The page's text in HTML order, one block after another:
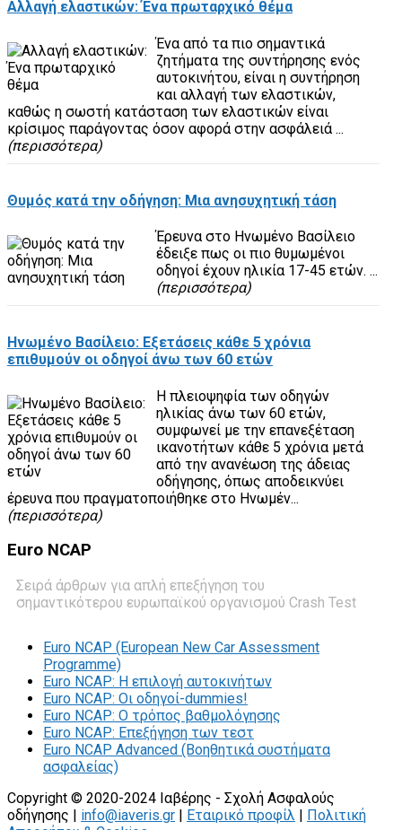
Αλλαγή ελαστικών: Ένα πρωταρχικό θέμα
Ένα από τα πιο σημαντικά
ζητήματα της συντήρησης ενός
αυτοκινήτου, είναι η συντήρηση
και αλλαγή των ελαστικών,
καθώς η σωστή κατάσταση των ελαστικών είναι
κρίσιμος παράγοντας όσον αφορά στην ασφάλειά ...
(περισσότερα)
Θυμός κατά την οδήγηση: Μια ανησυχητική τάση
Έρευνα στο Ηνωμένο Βασίλειο
έδειξε πως οι πιο θυμωμένοι
οδηγοί έχουν ηλικία 17-45 ετών. ...
(περισσότερα)
Ηνωμένο Βασίλειο: Εξετάσεις κάθε 5 χρόνια
επιθυμούν οι οδηγοί άνω των 60 ετών
Η πλειοψηφία των οδηγών
ηλικίας άνω των 60 ετών,
συμφωνεί με την επανεξέταση
ικανοτήτων κάθε 5 χρόνια μετά
από την ανανέωση της άδειας
οδήγησης, όπως αποδεικνύει
έρευνα που πραγματοποιήθηκε στο Ηνωμέν...
(περισσότερα)
Euro NCAP
Σειρά άρθρων για απλή επεξήγηση του
σημαντικότερου ευρωπαϊκού οργανισμού Crash Test
Euro NCAP (European New Car Assessment
Programme)
Euro NCAP: Η επιλογή αυτοκινήτων
Euro NCAP: Οι οδηγοί-dummies!
Euro NCAP: O τρόπος βαθμολόγησης
Euro NCAP: Επεξήγηση των τεστ
Euro NCAP Advanced (Βοηθητικά συστήματα
ασφαλείας)
Copyright © 2020-2024 Ιαβέρης - Σχολή Ασφαλούς
οδήγησης | info@iaveris.gr | Εταιρικό προφίλ | Πολιτική